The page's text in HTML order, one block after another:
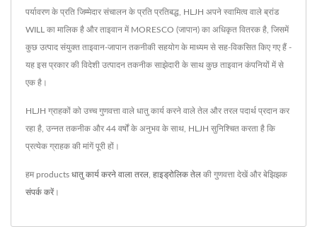
पर्यावरण के प्रति जिम्मेदार संचालन के प्रति प्रतिबद्ध, HLJH अपने स्वामित्व वाले ब्रांड
WILL का मालिक है और ताइवान में MORESCO (जापान) का अधिकृत वितरक है, जिसमें
कुछ उत्पाद संयुक्त ताइवान-जापान तकनीकी सहयोग के माध्यम से सह-विकसित किए गए हैं -
यह इस प्रकार की विदेशी उत्पादन तकनीक साझेदारी के साथ कुछ ताइवान कंपनियों में से
एक है।
HLJH ग्राहकों को उच्च गुणवत्ता वाले धातु कार्य करने वाले तेल और तरल पदार्थ प्रदान कर
रहा है, उन्नत तकनीक और 44 वर्षों के अनुभव के साथ, HLJH सुनिश्चित करता है कि
प्रत्येक ग्राहक की मांगें पूरी हों।
हम products धातु कार्य करने वाला तरल हाइड्रोलिक तेल की गुणवत्ता देखें और बेझिझक
संपर्क करें।